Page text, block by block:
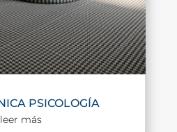
PSICOLOGÍA
leer más